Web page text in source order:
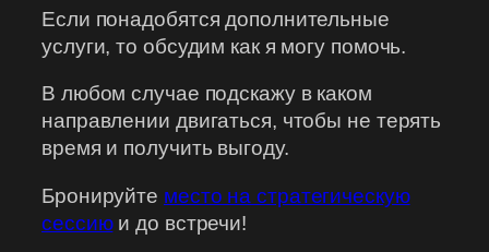
Если понадобятся дополнительные
услуги, то обсудим как я могу помочь.
В любом случае подскажу в каком
направлении двигаться, чтобы не терять
время и получить выгоду.
Бронируйте место на стратегическую
сессиюи до встречи!